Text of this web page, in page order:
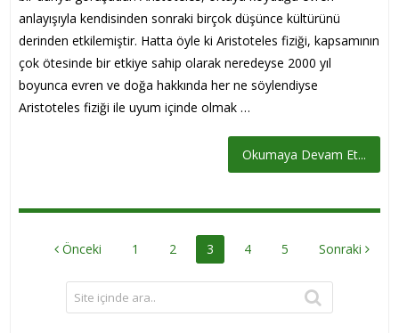
anlayışıyla kendisinden sonraki birçok düşünce kültürünü
derinden etkilemiştir. Hatta öyle ki Aristoteles fiziği, kapsamının
çok ötesinde bir etkiye sahip olarak neredeyse 2000 yıl
boyunca evren ve doğa hakkında her ne söylendiyse
Aristoteles fiziği ile uyum içinde olmak …
Okumaya Devam Et...
YAZI
DOLAŞIMI
Önceki 1 2 3 4 5 Sonraki